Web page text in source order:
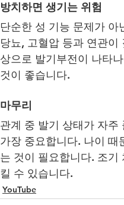
방치하면 생기는 위험
단순한 성 기능 문제가
당뇨, 고혈압 등과 연관
상으로 발기부전이 나타
것이 좋습니다.
마무리
관계 중 발기 상태가 자주
가장 중요합니다. 나이
는 것이 필요합니다. 조기
킬 수 있습니다.
YouTube